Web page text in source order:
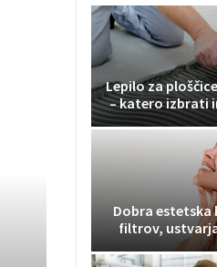
Lepilo za
– katero izbrati
Dobra estetska
filtrov,